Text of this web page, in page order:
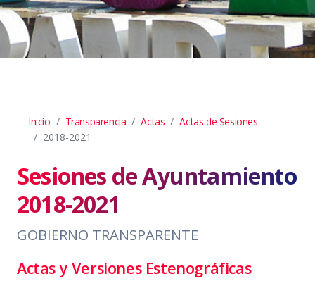
Inicio Transparencia Actas
Actas de Sesiones
2018-2021
Sesiones de Ayuntamiento
2018-2021
GOBIERNO TRANSPARENTE
Actas y Versiones Estenográficas